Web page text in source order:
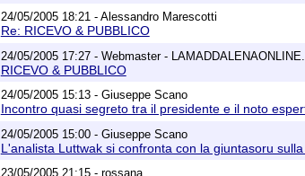
24/05/2005 18:21 - Alessandro Marescotti
Re: RICEVO & PUBBLICO
24/05/2005 17:27 - Webmaster -
RICEVO & PUBBLICO
24/05/2005 15:13 - Giuseppe Scano
Incontro quasi segreto tra il presidente e il noto
24/05/2005 15:00 - Giuseppe Scano
L'analista Luttwak si confronta con la giuntasoru
23/05/2005 21:15 - rossana